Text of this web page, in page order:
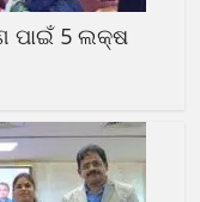
ପାଇଁ 5 ଲକ୍ଷ